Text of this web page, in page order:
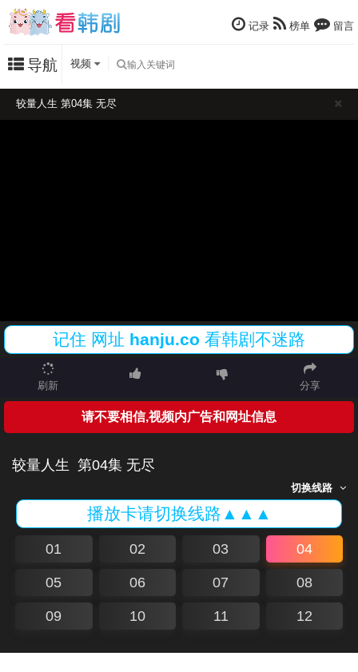
记录 榜单 留言
导航 视频
较量人生 第04集 无尽
记住 网址 hanju.co 看韩剧不迷路
刷新 分享
请不要相信,视频内广告和网址信息
较量人生 第04集 无尽
切换线路
播放卡请切换线路▲▲▲
01 02 03 04
05 06 07 08
09 10 11 12